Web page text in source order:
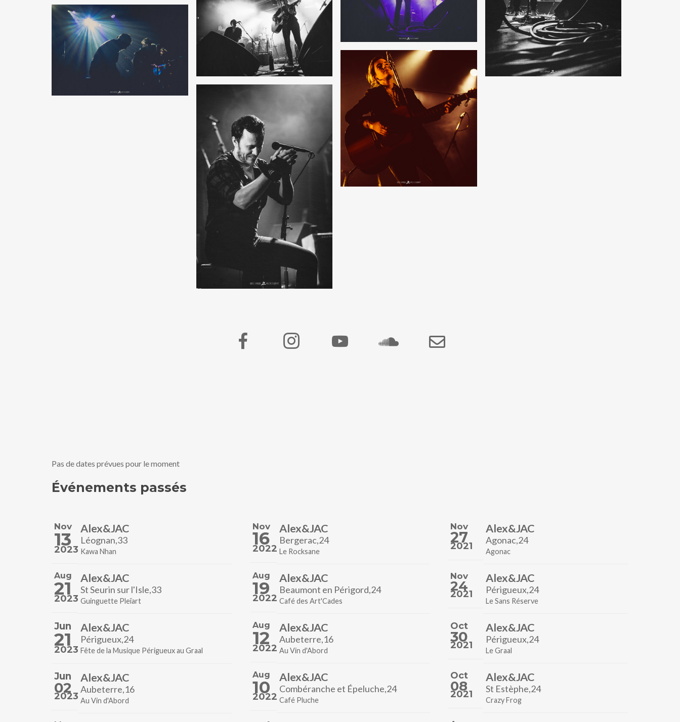
Pas de dates prévues pour le moment
Événements passés
Nov
13
2023
Alex&JAC
Léognan,33
Kawa Nhan
Aug
21
2023
Alex&JAC
St Seurin sur l'Isle,33
Guinguette Pleïart
Jun
21
2023
Alex&JAC
Périgueux,24
Fête de la Musique Périgueux au Graal
Jun
02
2023
Alex&JAC
Aubeterre,16
Au Vin d'Abord
Nov
16
2022
Alex&JAC
Bergerac,24
Le Rocksane
Aug
19
2022
Alex&JAC
Beaumont en Périgord,24
Café des Art'Cades
Aug
12
2022
Alex&JAC
Aubeterre,16
Au Vin d'Abord
Aug
10
2022
Alex&JAC
Combéranche et Épeluche,24
Café Pluche
Nov
27
2021
Alex&JAC
Agonac,24
Agonac
Nov
24
2021
Alex&JAC
Périgueux,24
Le Sans Réserve
Oct
30
2021
Alex&JAC
Périgueux,24
Le Graal
Oct
08
2021
Alex&JAC
St Estèphe,24
Crazy Frog